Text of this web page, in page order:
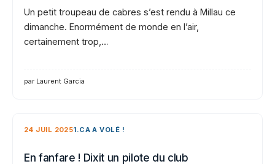
Un petit troupeau de cabres s’est rendu à Millau ce
dimanche. Enormément de monde en l’air,
certainement trop,…
par Laurent Garcia
24 JUIL 20251.CA A VOLÉ !
En fanfare ! Dixit un pilote du club